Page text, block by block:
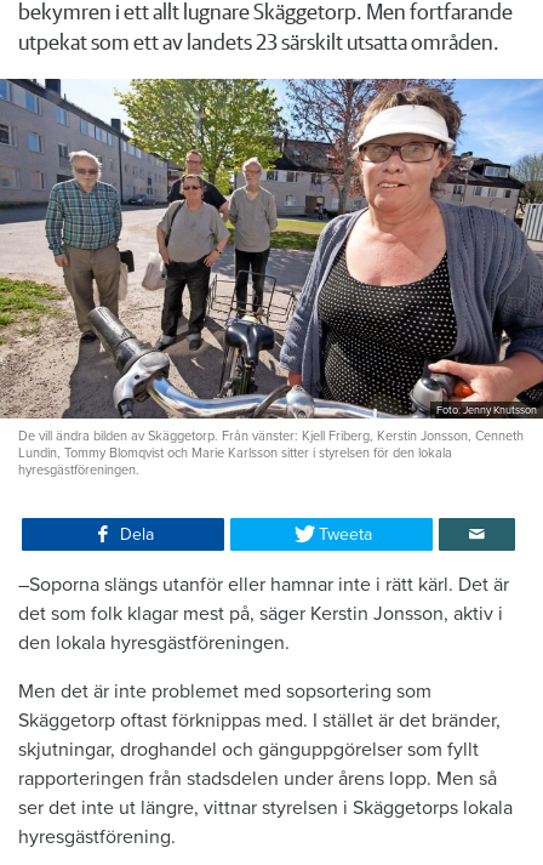
bekymren i ett allt lugnare Skäggetorp. Men fortfarande
utpekat som ett av landets 23 särskilt utsatta områden.
Foto: Jenny Knutsson
De vill ändra bilden av Skäggetorp. Från vänster: Kjell Friberg, Kerstin Jonsson, Cenneth
Lundin, Tommy Blomqvist och Marie Karlsson sitter i styrelsen för den lokala
hyresgästföreningen.
Dela Tweeta
–Soporna slängs utanför eller hamnar inte i rätt kärl. Det är
det som folk klagar mest på, säger Kerstin Jonsson, aktiv i
den lokala hyresgästföreningen.
Men det är inte problemet med sopsortering som
Skäggetorp oftast förknippas med. I stället är det bränder,
skjutningar, droghandel och gänguppgörelser som fyllt
rapporteringen från stadsdelen under årens lopp. Men så
ser det inte ut längre, vittnar styrelsen i Skäggetorps lokala
hyresgästförening.